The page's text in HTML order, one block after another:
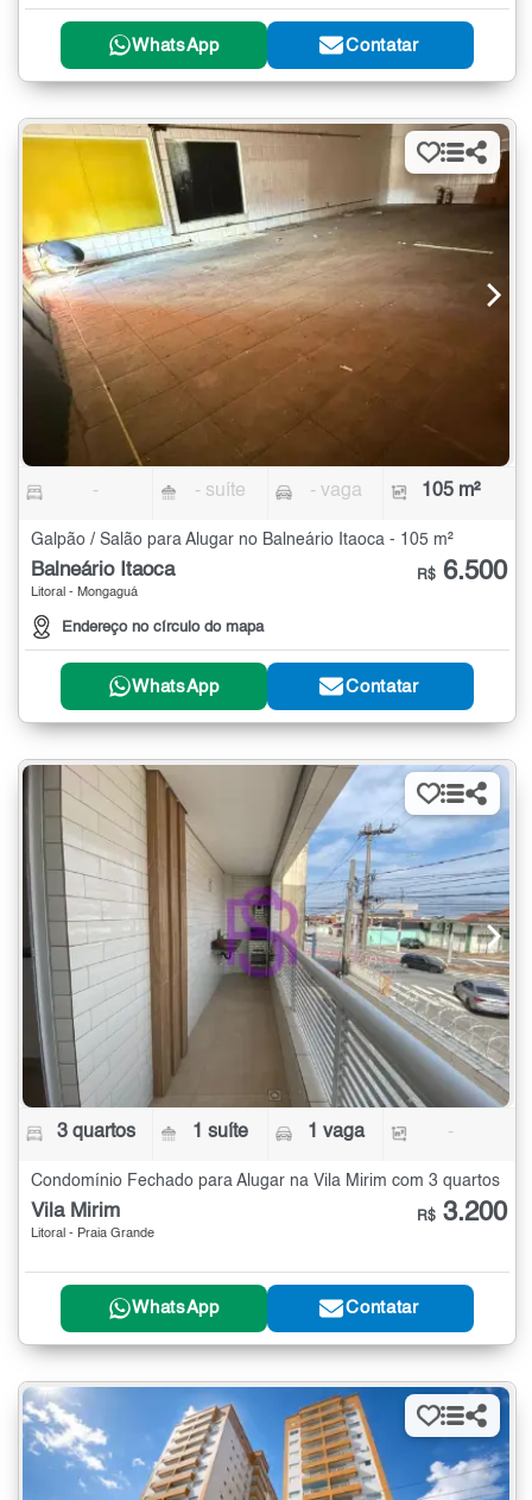
WhatsApp Contatar
- - suíte - vaga 105 m²
Galpão / Salão para Alugar no Balneário Itaoca - 105 m²
Balneário Itaoca
Litoral - Mongaguá
Endereço no círculo do mapa
R$ 6.500
WhatsApp Contatar
3 quartos 1 suíte 1 vaga -
Condomínio Fechado para Alugar na Vila Mirim com 3 quartos
Vila Mirim
Litoral - Praia Grande
R$ 3.200
WhatsApp Contatar